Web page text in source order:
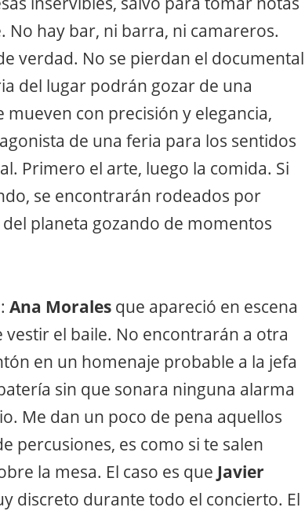
No hay bar, ni barra, ni camareros.
verdad. No se pierdan el documental
del lugar podrán gozar de una
mueven con precisión y elegancia,
de una feria para los sentidos
Primero el arte, luego la comida. Si
se encontrarán rodeados por
planeta gozando de momentos
Ana Morales que apareció en escena
el baile. No encontrarán a otra
en un homenaje probable a la jefa
sin que sonara ninguna alarma
Me dan un poco de pena aquellos
percusiones, es como si te salen
la mesa. El caso es que Javier
discreto durante todo el concierto. El